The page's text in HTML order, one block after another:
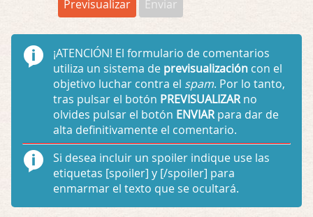
¡ATENCIÓN! El formulario de comentarios
utiliza un sistema de previsualizacióncon el
objetivo luchar contra el spam. Por lo tanto,
tras pulsar el botón PREVISUALIZARno
olvides pulsar el botón ENVIARpara dar de
alta definitivamente el comentario.
Si desea incluir un spoiler indique use las
etiquetas [spoiler] y [/spoiler] para
enmarmar el texto que se ocultará.